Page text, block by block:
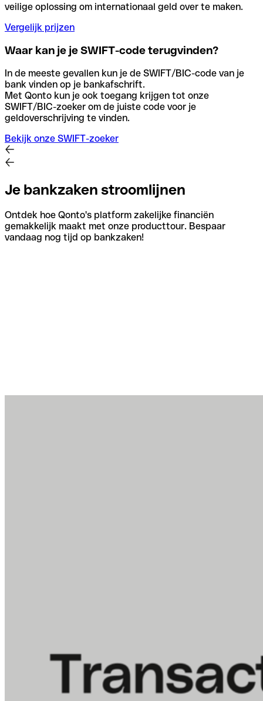
veilige oplossing om internationaal geld over te maken.
Vergelijk prijzen
Waar kan je je SWIFT-code terugvinden?
In de meeste gevallen kun je de SWIFT/BIC-code van je
bank vinden op je bankafschrift.
Met Qonto kun je ook toegang krijgen tot onze
SWIFT/BIC-zoeker om de juiste code voor je
geldoverschrijving te vinden.
Bekijk onze SWIFT-zoeker
Je bankzaken stroomlijnen
Ontdek hoe Qonto's platform zakelijke financiën
gemakkelijk maakt met onze producttour. Bespaar
vandaag nog tijd op bankzaken!